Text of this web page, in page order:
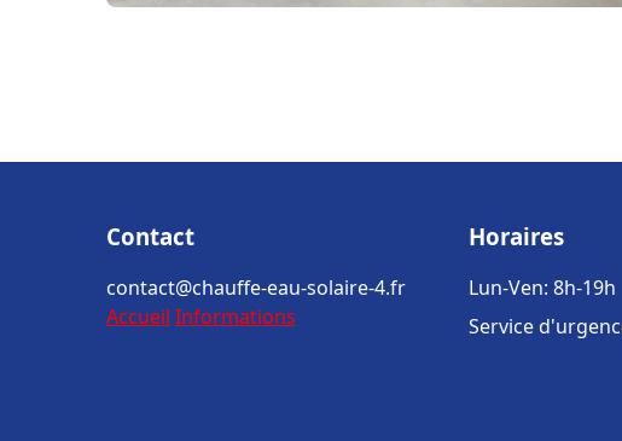
Contact
contact@chauffe-eau-solaire-4.fr
Accueil Informations
Horaires
Lun-Ven: 8h-19h
Service